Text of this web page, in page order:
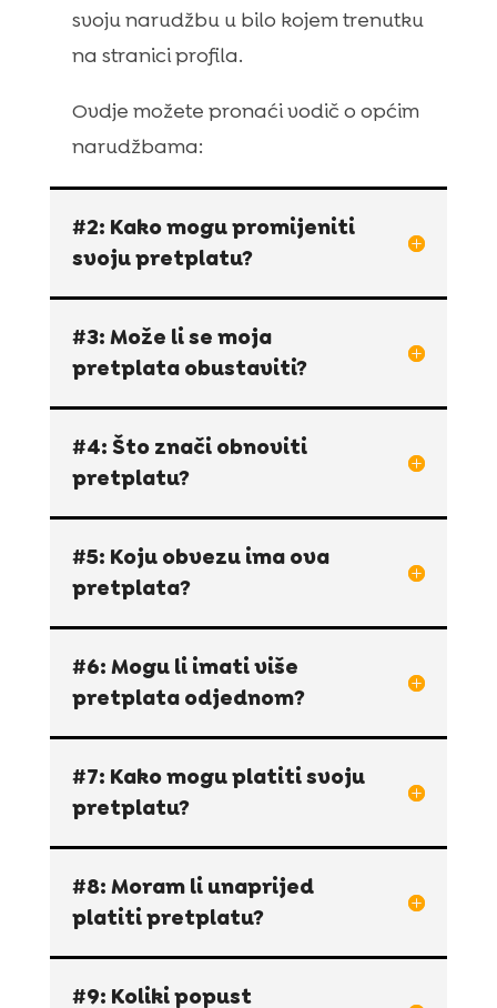
svoju narudžbu u bilo kojem trenutku
na stranici profila.
Ovdje možete pronaći vodič o općim
narudžbama:
#2: Kako mogu promijeniti
svoju pretplatu?
#3: Može li se moja
pretplata obustaviti?
#4: Što znači obnoviti
pretplatu?
#5: Koju obvezu ima ova
pretplata?
#6: Mogu li imati više
pretplata odjednom?
#7: Kako mogu platiti svoju
pretplatu?
#8: Moram li unaprijed
platiti pretplatu?
#9: Koliki popust